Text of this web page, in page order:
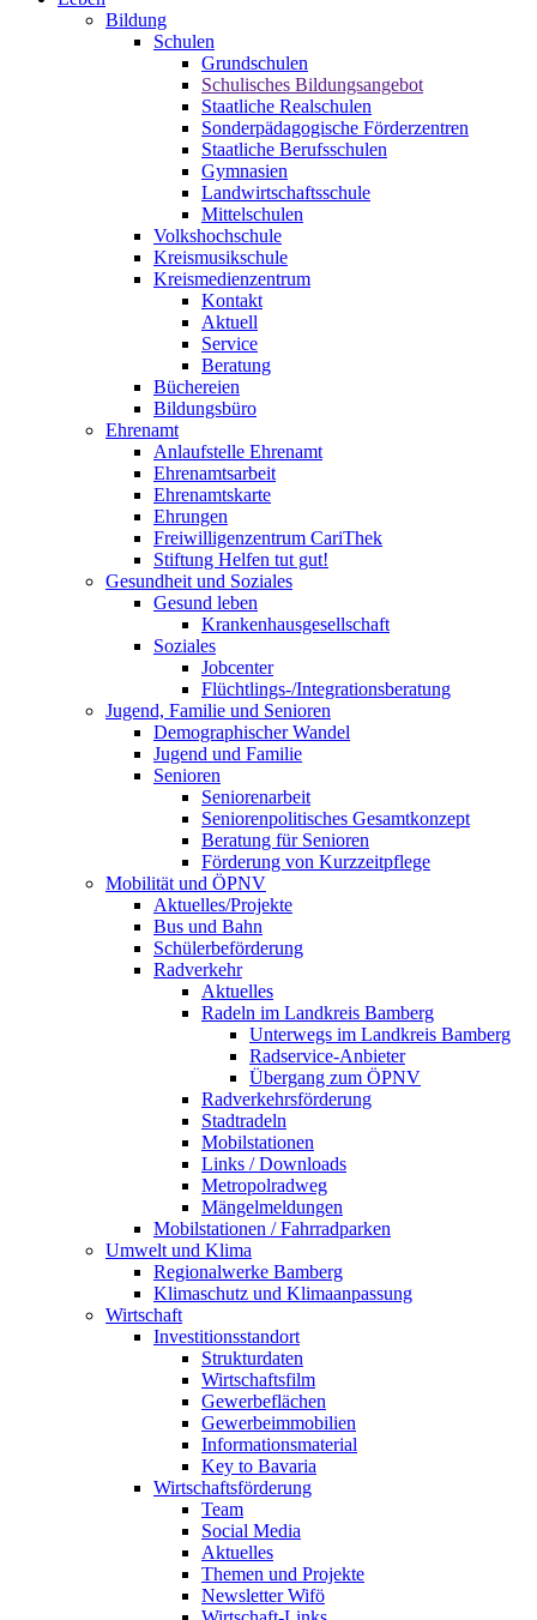
Bildung
Schulen
Grundschulen
Schulisches Bildungsangebot
Staatliche Realschulen
Sonderpädagogische Förderzentren
Staatliche Berufsschulen
Gymnasien
Landwirtschaftsschule
Mittelschulen
Volkshochschule
Kreismusikschule
Kreismedienzentrum
Kontakt
Aktuell
Service
Beratung
Büchereien
Bildungsbüro
Ehrenamt
Anlaufstelle Ehrenamt
Ehrenamtsarbeit
Ehrenamtskarte
Ehrungen
Freiwilligenzentrum CariThek
Stiftung Helfen tut gut!
Gesundheit und Soziales
Gesund leben
Krankenhausgesellschaft
Soziales
Jobcenter
Flüchtlings-/Integrationsberatung
Jugend, Familie und Senioren
Demographischer Wandel
Jugend und Familie
Senioren
Seniorenarbeit
Seniorenpolitisches Gesamtkonzept
Beratung für Senioren
Förderung von Kurzzeitpflege
Mobilität und ÖPNV
Aktuelles/Projekte
Bus und Bahn
Schülerbeförderung
Radverkehr
Aktuelles
Radeln im Landkreis Bamberg
Unterwegs im Landkreis Bamberg
Radservice-Anbieter
Übergang zum ÖPNV
Radverkehrsförderung
Stadtradeln
Mobilstationen
Links / Downloads
Metropolradweg
Mängelmeldungen
Mobilstationen / Fahrradparken
Umwelt und Klima
Regionalwerke Bamberg
Klimaschutz und Klimaanpassung
Wirtschaft
Investitionsstandort
Strukturdaten
Wirtschaftsfilm
Gewerbeflächen
Gewerbeimmobilien
Informationsmaterial
Key to Bavaria
Wirtschaftsförderung
Team
Social Media
Aktuelles
Themen und Projekte
Newsletter Wifö